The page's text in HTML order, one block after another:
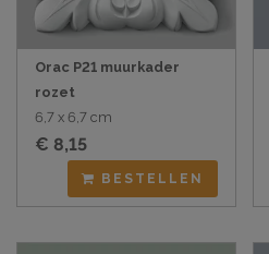
Orac P21 muurkader
rozet
6,7 x 6,7 cm
€ 8,15
BESTELLEN